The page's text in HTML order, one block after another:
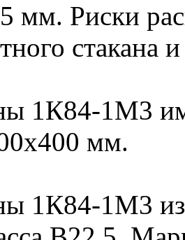
мм. Риски
стакана
1К84-1М3
мм.
1М3